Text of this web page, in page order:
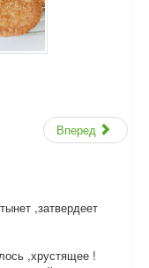
Вперед
,затвердеет
,хрустящее !